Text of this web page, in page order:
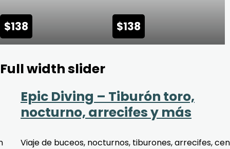
$138 $138
Full width slider
Epic Diving – Tiburón toro,
nocturno, arrecifes y más
Viaje de buceos, nocturnos, tiburones, arrecifes,